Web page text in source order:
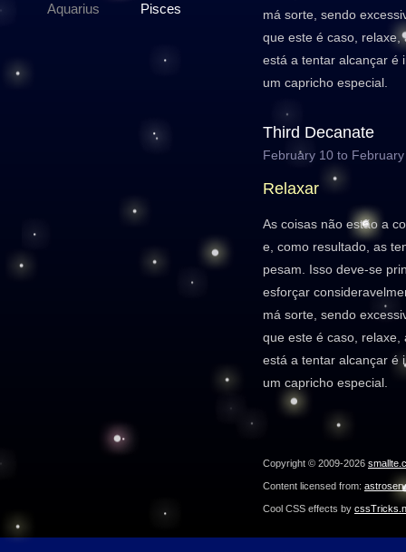
Aquarius Pisces
má sorte, sendo
que este é caso, relaxe,
está a tentar alcançar é
um capricho especial.
Third Decanate
February 10 to
Relaxar
As coisas não estão a
e, como resultado, as
pesam. Isso deve-se
esforçar
má sorte, sendo
que este é caso, relaxe,
está a tentar alcançar é
um capricho especial.
Copyright © 2009-2026
Content licensed from:
Cool CSS effects by